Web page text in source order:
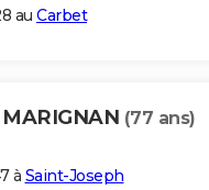
au Carbet
(77 ans)
à Saint-Joseph